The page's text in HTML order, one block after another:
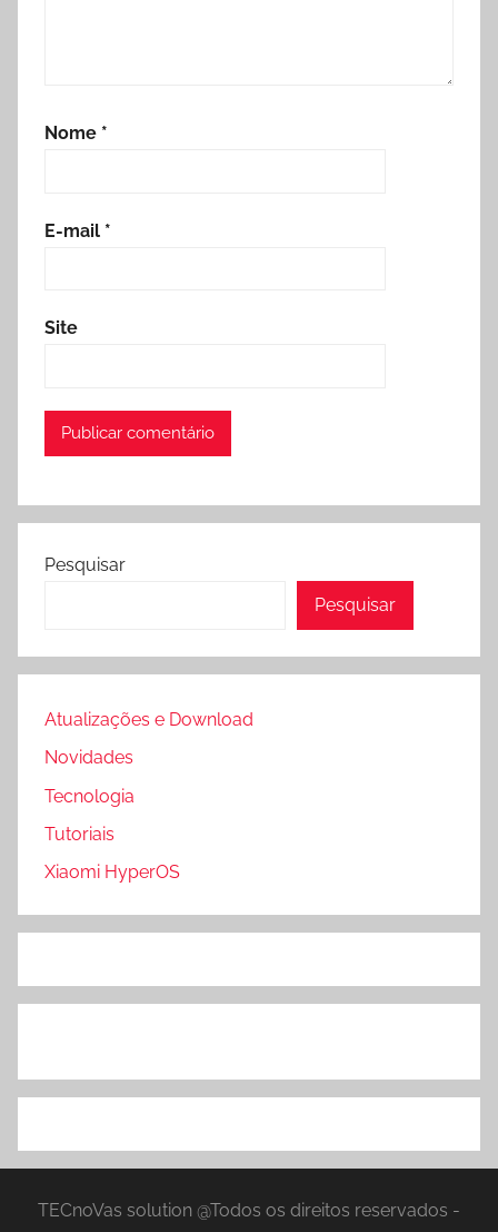
Nome *
E-mail *
Site
Pesquisar
Pesquisar
Atualizações e Download
Novidades
Tecnologia
Tutoriais
Xiaomi HyperOS
TECnoVas solution @Todos os direitos reservados -